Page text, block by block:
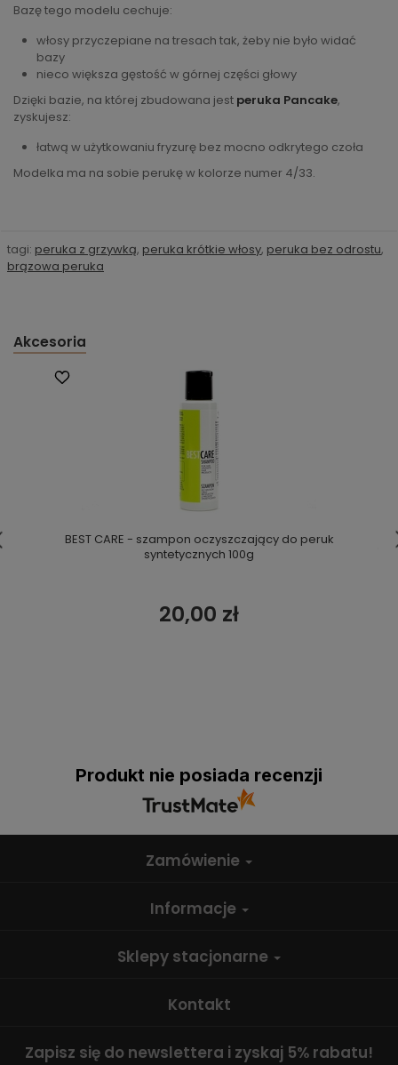
Bazę tego modelu cechuje:
włosy przyczepiane na tresach tak, żeby nie było widać
bazy
nieco większa gęstość w górnej części głowy
Dzięki bazie, na której zbudowana jest peruka Pancake,
zyskujesz:
łatwą w użytkowaniu fryzurę bez mocno odkrytego czoła
Modelka ma na sobie perukę w kolorze numer 4/33.
tagi: peruka z grzywką, peruka krótkie włosy, peruka bez odrostu,
brązowa peruka
Akcesoria
BEST CARE - szampon oczyszczający do peruk
syntetycznych 100g
20,00 zł
Produkt nie posiada recenzji
Zamówienie
Informacje
Sklepy stacjonarne
Kontakt
Zapisz się do newslettera i zyskaj 5% rabatu!